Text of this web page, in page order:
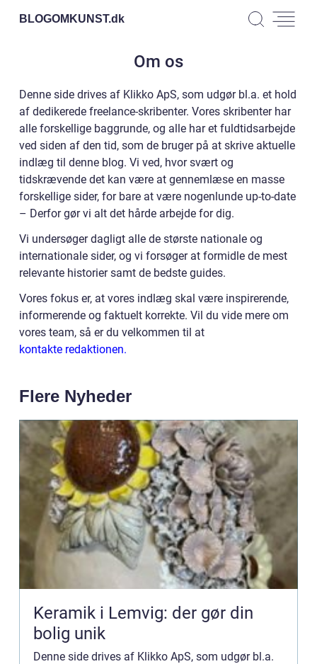
BLOGOMKUNST.dk
Om os
Denne side drives af Klikko ApS, som udgør bl.a. et hold
af dedikerede freelance-skribenter. Vores skribenter har
alle forskellige baggrunde, og alle har et fuldtidsarbejde
ved siden af den tid, som de bruger på at skrive aktuelle
indlæg til denne blog. Vi ved, hvor svært og
tidskrævende det kan være at gennemlæse en masse
forskellige sider, for bare at være nogenlunde up-to-date
– Derfor gør vi alt det hårde arbejde for dig.
Vi undersøger dagligt alle de største nationale og
internationale sider, og vi forsøger at formidle de mest
relevante historier samt de bedste guides.
Vores fokus er, at vores indlæg skal være inspirerende,
informerende og faktuelt korrekte. Vil du vide mere om
vores team, så er du velkommen til at
kontakte redaktionen.
Flere Nyheder
Keramik i Lemvig: der gør din
bolig unik
Denne side drives af Klikko ApS, som udgør bl.a.